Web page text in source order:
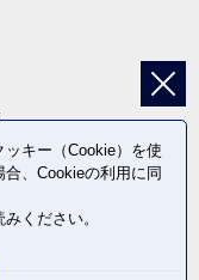
キー（Cookie）を使
、Cookieの利用に同
みください。